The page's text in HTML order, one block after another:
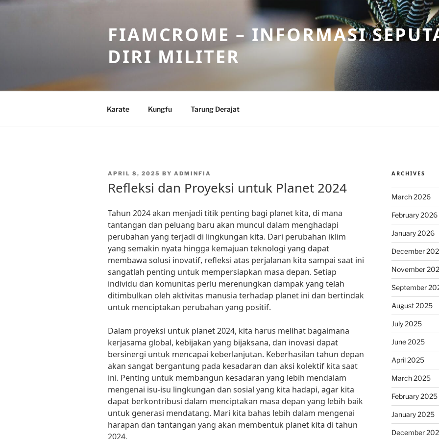
Skip
FIAMCROME – INFORMASI
DIRI MILITER
Karate Kungfu Tarung Derajat
POSTED
APRIL 8, 2025 BY ADMINFIA
Refleksi dan Proyeksi untuk Planet 2024
Tahun 2024 akan menjadi titik penting bagi planet kita, di mana
tantangan dan peluang baru akan muncul dalam menghadapi
perubahan yang terjadi di lingkungan kita. Dari perubahan iklim
yang semakin nyata hingga kemajuan teknologi yang dapat
membawa solusi inovatif, refleksi atas perjalanan kita sampai saat ini
sangatlah penting untuk mempersiapkan masa depan. Setiap
individu dan komunitas perlu merenungkan dampak yang telah
ditimbulkan oleh aktivitas manusia terhadap planet ini dan bertindak
untuk menciptakan perubahan yang positif.
Dalam proyeksi untuk planet 2024, kita harus melihat bagaimana
kerjasama global, kebijakan yang bijaksana, dan inovasi dapat
bersinergi untuk mencapai keberlanjutan. Keberhasilan tahun depan
akan sangat bergantung pada kesadaran dan aksi kolektif kita saat
ini. Penting untuk membangun kesadaran yang lebih mendalam
mengenai isu-isu lingkungan dan sosial yang kita hadapi, agar kita
dapat berkontribusi dalam menciptakan masa depan yang lebih baik
untuk generasi mendatang. Mari kita bahas lebih dalam mengenai
harapan dan tantangan yang akan membentuk planet kita di tahun
2024.
ARCHIVES
March 2026
February 2026
January 2026
December
November
September
August 2025
July 2025
June 2025
April 2025
March 2025
February 2025
January 2025
December